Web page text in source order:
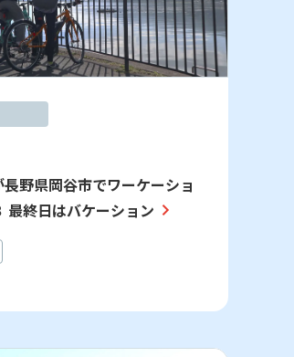
野県岡谷市でワーケーショ
最終日はバケーション